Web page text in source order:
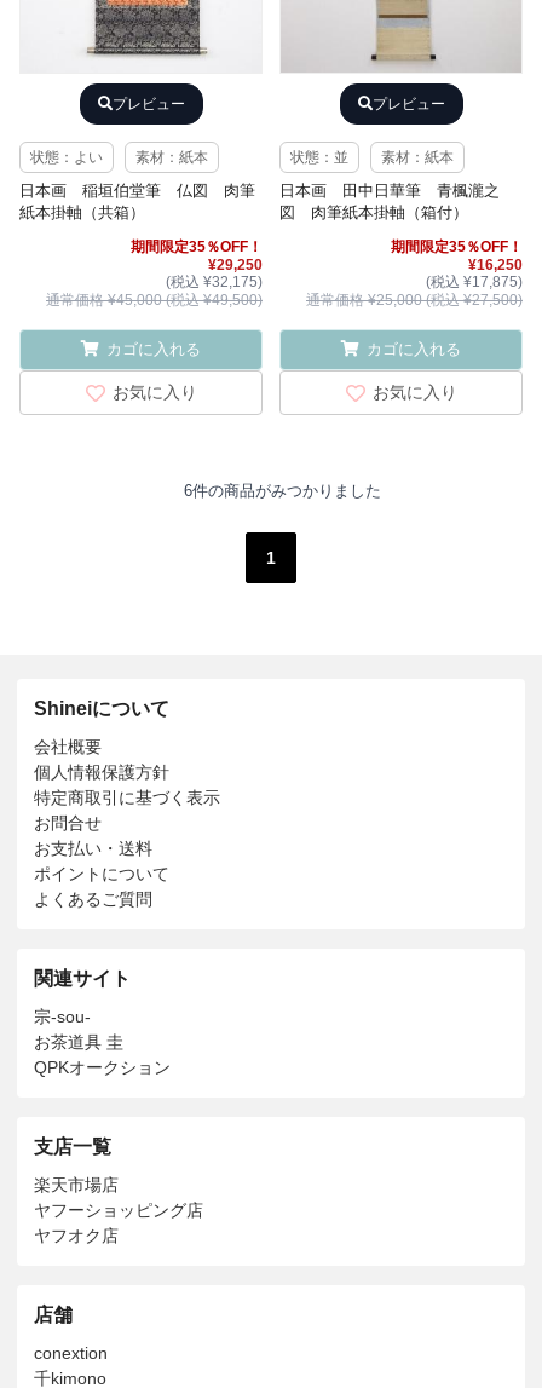
プレビュー
状態：よい 素材：紙本
日本画 稲垣伯堂筆 仏図 肉筆
紙本掛軸（共箱）
期間限定35％OFF！
¥29,250
(税込 ¥32,175)
通常価格 ¥45,000 (税込 ¥49,500)
カゴに入れる
お気に入り
プレビュー
状態：並 素材：紙本
日本画 田中日華筆 青楓瀧之
図 肉筆紙本掛軸（箱付）
期間限定35％OFF！
¥16,250
(税込 ¥17,875)
通常価格 ¥25,000 (税込 ¥27,500)
カゴに入れる
お気に入り
6件の商品がみつかりました
1
Shineiについて
会社概要
個人情報保護方針
特定商取引に基づく表示
お問合せ
お支払い・送料
ポイントについて
よくあるご質問
関連サイト
宗-sou-
お茶道具 圭
QPKオークション
支店一覧
楽天市場店
ヤフーショッピング店
ヤフオク店
店舗
conextion
千kimono